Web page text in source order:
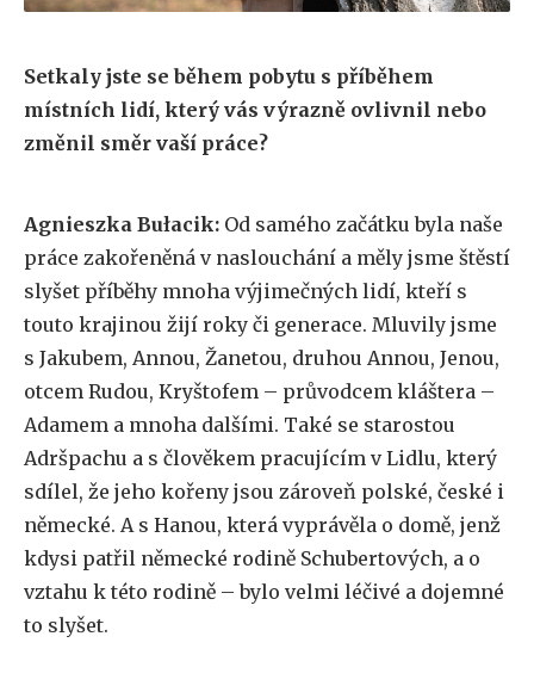
Setkaly jste se během pobytu s příběhem
místních lidí, který vás výrazně ovlivnil nebo
změnil směr vaší práce?
Agnieszka Bułacik: Od samého začátku byla naše
práce zakořeněná v naslouchání a měly jsme štěstí
slyšet příběhy mnoha výjimečných lidí, kteří s
touto krajinou žijí roky či generace. Mluvily jsme
s Jakubem, Annou, Žanetou, druhou Annou, Jenou,
otcem Rudou, Kryštofem – průvodcem kláštera –
Adamem a mnoha dalšími. Také se starostou
Adršpachu a s člověkem pracujícím v Lidlu, který
sdílel, že jeho kořeny jsou zároveň polské, české i
německé. A s Hanou, která vyprávěla o domě, jenž
kdysi patřil německé rodině Schubertových, a o
vztahu k této rodině – bylo velmi léčivé a dojemné
to slyšet.